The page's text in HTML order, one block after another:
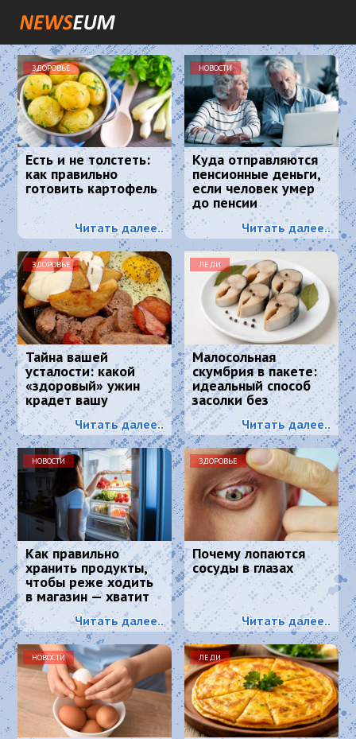
ЗДОРОВЬЕ
Есть и не толстеть:
как правильно
готовить картофель
Читать далее..
НОВОСТИ
Куда отправляются
пенсионные деньги,
если человек умер
до пенсии
Читать далее..
ЗДОРОВЬЕ
Тайна вашей
усталости: какой
«здоровый» ужин
крадет вашу
энергию и красоту
Читать далее..
ЛЕДИ
Малосольная
скумбрия в пакете:
идеальный способ
засолки без
маринада — вкуснее,
чем в магазине
Читать далее..
НОВОСТИ
Как правильно
хранить продукты,
чтобы реже ходить
в магазин — хватит
надолго
Читать далее..
ЗДОРОВЬЕ
Почему лопаются
сосуды в глазах
Читать далее..
НОВОСТИ ЛЕДИ